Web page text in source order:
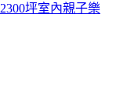
坪室內親子樂